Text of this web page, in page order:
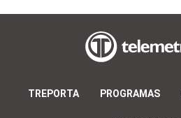
TREPORTA PROGRAMAS